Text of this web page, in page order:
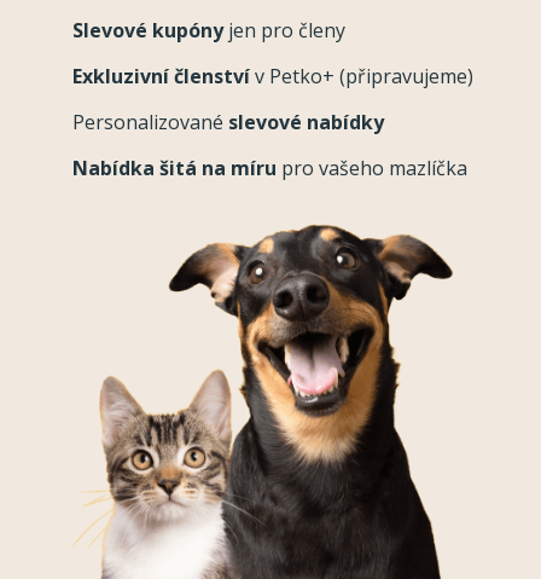
Slevové kupónyjen pro členy
Exkluzivní členstvív Petko+ (připravujeme)
Personalizované slevové nabídky
Nabídka šitá na míru pro vašeho mazlíčka